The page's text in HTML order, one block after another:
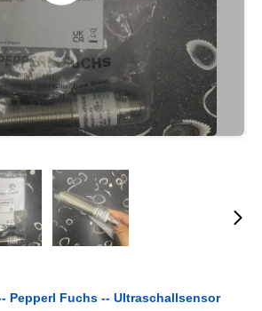
Pepperl Fuchs -- Ultraschallsensor